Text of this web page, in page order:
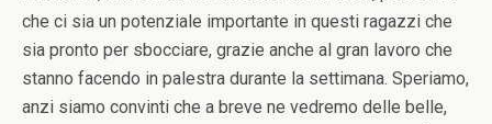
che ci sia un potenziale importante in questi ragazzi che
sia pronto per sbocciare, grazie anche al gran lavoro che
stanno facendo in palestra durante la settimana. Speriamo,
anzi siamo convinti che a breve ne vedremo delle belle,